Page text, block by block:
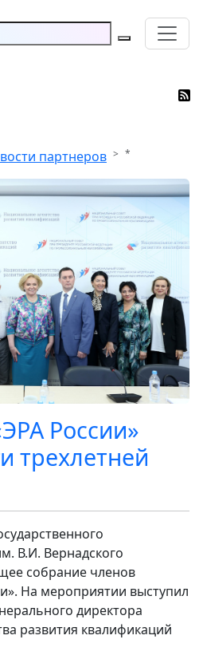
партнеров *
России»
трехлетней
В.И. Вернадского
собрание членов
На мероприятии выступил
директора
развития квалификаций